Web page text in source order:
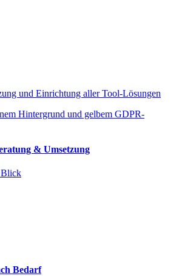
und Einrichtung aller Tool-Lösungen
& Umsetzung
Blick
Bedarf